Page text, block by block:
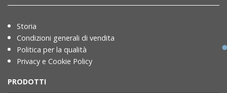
Storia
Condizioni generali di vendita
Politica per la qualità
Privacy e Cookie Policy
PRODOTTI